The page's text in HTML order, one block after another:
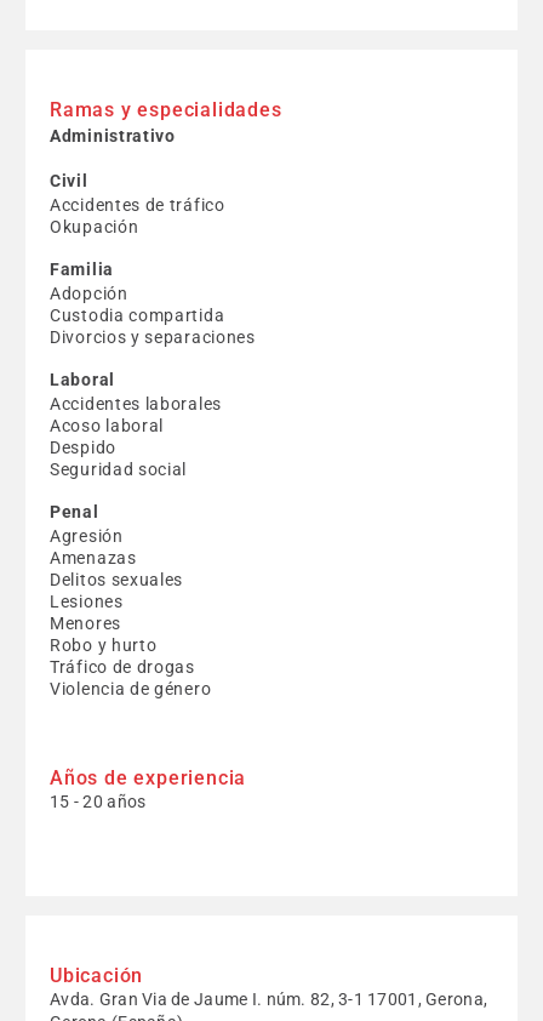
Ramas y especialidades
Administrativo
Civil
Accidentes de tráfico
Okupación
Familia
Adopción
Custodia compartida
Divorcios y separaciones
Laboral
Accidentes laborales
Acoso laboral
Despido
Seguridad social
Penal
Agresión
Amenazas
Delitos sexuales
Lesiones
Menores
Robo y hurto
Tráfico de drogas
Violencia de género
Años de experiencia
15 - 20 años
Ubicación
Avda. Gran Via de Jaume I. núm. 82, 3-1 17001, Gerona,